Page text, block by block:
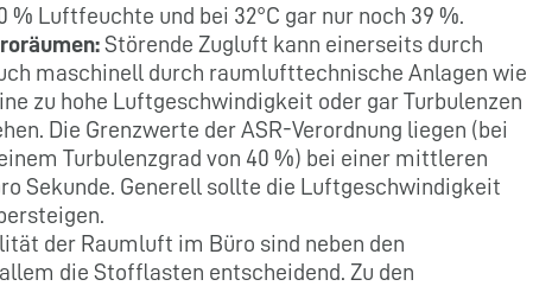
Luftfeuchte und bei 32°C gar nur noch 39 %.
Störende Zugluft kann einerseits durch
maschinell durch raumlufttechnische Anlagen wie
zu hohe Luftgeschwindigkeit oder gar Turbulenzen
Die Grenzwerte der ASR-Verordnung liegen (bei
Turbulenzgrad von 40 %) bei einer mittleren
Sekunde. Generell sollte die Luftgeschwindigkeit
der Raumluft im Büro sind neben den
die Stofflasten entscheidend. Zu den